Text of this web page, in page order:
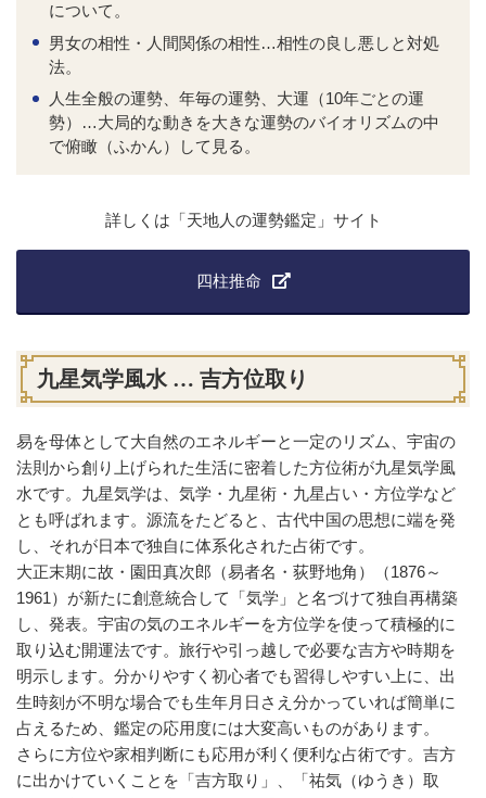
について。
男女の相性・人間関係の相性…相性の良し悪しと対処
法。
人生全般の運勢、年毎の運勢、大運（10年ごとの運
勢）…大局的な動きを大きな運勢のバイオリズムの中
で俯瞰（ふかん）して見る。
詳しくは「天地人の運勢鑑定」サイト
四柱推命
九星気学風水 … 吉方位取り
易を母体として大自然のエネルギーと一定のリズム、宇宙の
法則から創り上げられた生活に密着した方位術が九星気学風
水です。九星気学は、気学・九星術・九星占い・方位学など
とも呼ばれます。源流をたどると、古代中国の思想に端を発
し、それが日本で独自に体系化された占術です。
大正末期に故・園田真次郎（易者名・荻野地角）（1876～
1961）が新たに創意統合して「気学」と名づけて独自再構築
し、発表。宇宙の気のエネルギーを方位学を使って積極的に
取り込む開運法です。旅行や引っ越しで必要な吉方や時期を
明示します。分かりやすく初心者でも習得しやすい上に、出
生時刻が不明な場合でも生年月日さえ分かっていれば簡単に
占えるため、鑑定の応用度には大変高いものがあります。
さらに方位や家相判断にも応用が利く便利な占術です。吉方
に出かけていくことを「吉方取り」、「祐気（ゆうき）取